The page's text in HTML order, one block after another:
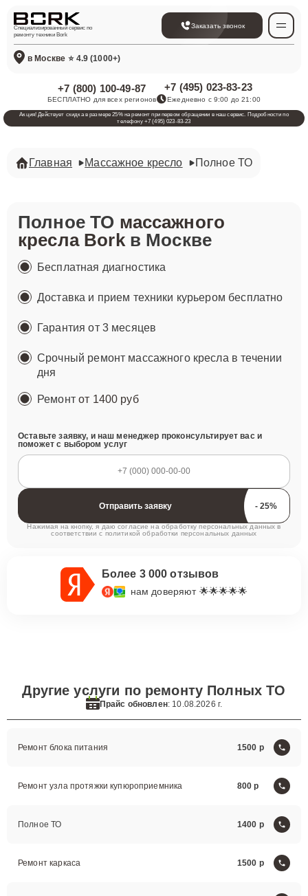
Специализированный сервис по
ремонту техники Bork
Заказать звонок
в Москве ⭐ 4.9 (1000+)
+7 (800) 100-49-87
БЕСПЛАТНО для всех регионов
+7 (495) 023-83-23
Ежедневно с 9:00 до 21:00
Акция! Действует скидка в размере 25% на ремонт при первом обращении в наш сервис. Подробности по
телефону +7 (495) 023-83-23
Главная Массажное кресло Полное ТО
Полное ТО массажного
кресла Borkв Москве
Бесплатная диагностика
Доставка и прием техники курьером бесплатно
Гарантия от 3 месяцев
Срочный ремонт массажного кресла в течении
дня
Ремонтот 1400 руб
Оставьте заявку, и наш менеджер проконсультирует вас и
поможет с выбором услуг
Отправить заявку
Нажимая на кнопку, я даю согласие на обработку персональных данных в
соответствии с политикой обработки персональных данных
Более 3 000 отзывов
нам доверяют 🌟🌟🌟🌟🌟
Другие услуги по ремонту Полных ТО
Прайс обновлен: 10.08.2026 г.
Ремонт блока питания 1500
Ремонт узла протяжки купюроприемника 800
Полное ТО 1400
Ремонт каркаса 1500